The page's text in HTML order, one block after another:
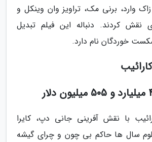
زاک وارد، برنی مک، تراویز وان وینکل و
نقش کردند. دنباله این فیلم تبدیل
خوردگان نام دارد.
با نقش آفرینی جانی دپ، کایرا
بلوم سال ها حاکم بی چون و چرای گیشه